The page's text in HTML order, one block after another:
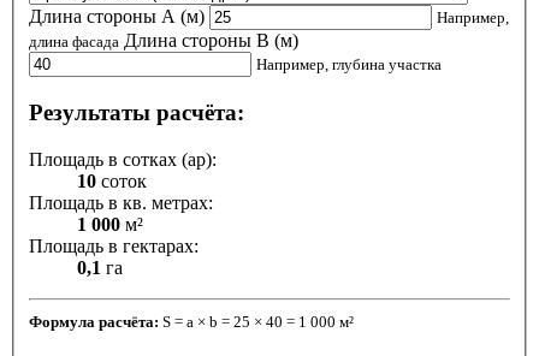
Длина стороны A (м)
Например,
длина фасада Длина стороны B (м)
Например, глубина участка
Результаты расчёта:
Площадь в сотках (ар):
10 соток
Площадь в кв. метрах:
1 000 м²
Площадь в гектарах:
0,1 га
Формула расчёта: S = a × b = 25 × 40 = 1 000 м²